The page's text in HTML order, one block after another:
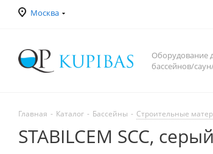
Москва
Оборудование
бассейнов/
Главная - Каталог - Бассейны - Строительные
STABILCEM SCC,